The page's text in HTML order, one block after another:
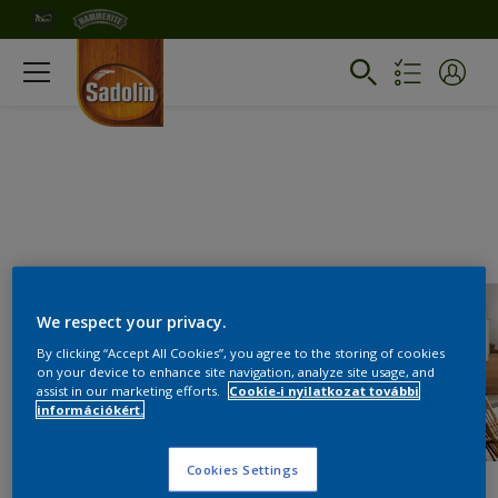
We respect your privacy.
By clicking “Accept All Cookies”, you agree to the storing of cookies
on your device to enhance site navigation, analyze site usage, and
assist in our marketing efforts.
Cookie-i nyilatkozat további
információkért.
Cookies Settings